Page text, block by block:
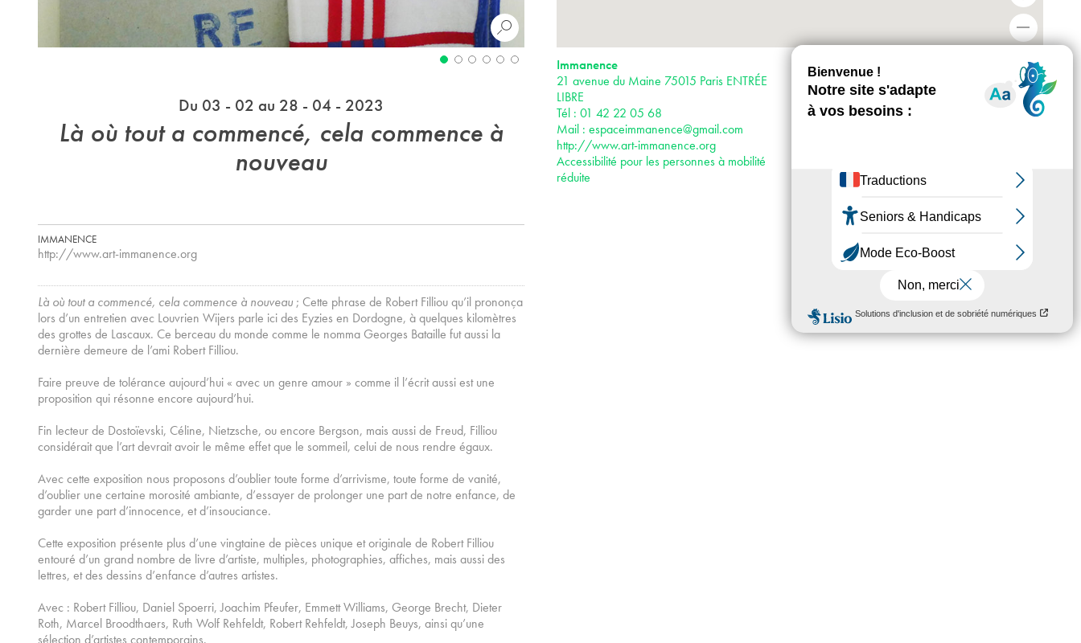
Du 03 - 02 au 28 - 04 - 2023
Là où tout a commencé, cela commence à
nouveau
IMMANENCE
http://www.art-immanence.org
Là où tout a commencé, cela commence à nouveau ; Cette phrase de Robert Filliou qu’il prononça
lors d’un entretien avec Louvrien Wijers parle ici des Eyzies en Dordogne, à quelques kilomètres
des grottes de Lascaux. Ce berceau du monde comme le nomma Georges Bataille fut aussi la
dernière demeure de l’ami Robert Filliou.
Faire preuve de tolérance aujourd’hui « avec un genre amour » comme il l’écrit aussi est une
proposition qui résonne encore aujourd’hui.
Fin lecteur de Dostoïevski, Céline, Nietzsche, ou encore Bergson, mais aussi de Freud, Filliou
considérait que l’art devrait avoir le même effet que le sommeil, celui de nous rendre égaux.
Avec cette exposition nous proposons d’oublier toute forme d’arrivisme, toute forme de vanité,
d’oublier une certaine morosité ambiante, d’essayer de prolonger une part de notre enfance, de
garder une part d’innocence, et d’insouciance.
Cette exposition présente plus d’une vingtaine de pièces unique et originale de Robert Filliou
entouré d’un grand nombre de livre d’artiste, multiples, photographies, affiches, mais aussi des
lettres, et des dessins d’enfance d’autres artistes.
Avec : Robert Filliou, Daniel Spoerri, Joachim Pfeufer, Emmett Williams, George Brecht, Dieter
Roth, Marcel Broodthaers, Ruth Wolf Rehfeldt, Robert Rehfeldt, Joseph Beuys, ainsi qu’une
sélection d’artistes contemporains.
Immanence
21 avenue du Maine 75015 Paris ENTRÉE
LIBRE
Tél : 01 42 22 05 68
Mail : espaceimmanence@gmail.com
http://www.art-immanence.org
Accessibilité pour les personnes à mobilité
réduite
Horaires : du jeudi au samedi de 14h à 18h
et sur rendez-vous
Accès :
· Métro 4,6,12 et 13